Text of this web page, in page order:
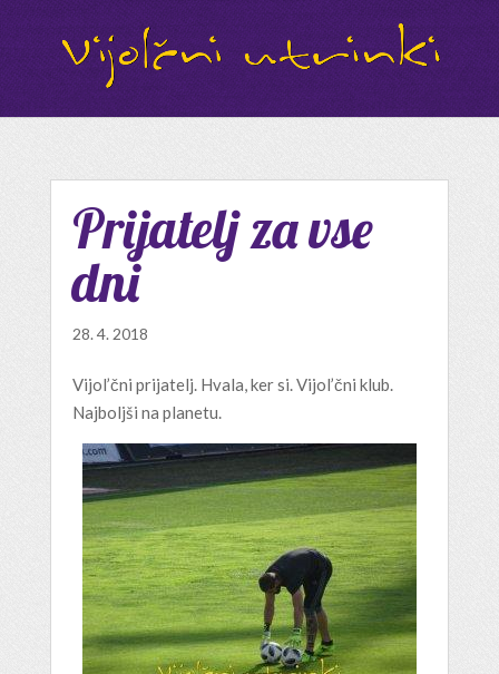
Prijatelj za vse
dni
28. 4. 2018
Vijol’čni prijatelj. Hvala, ker si. Vijol’čni klub.
Najboljši na planetu.